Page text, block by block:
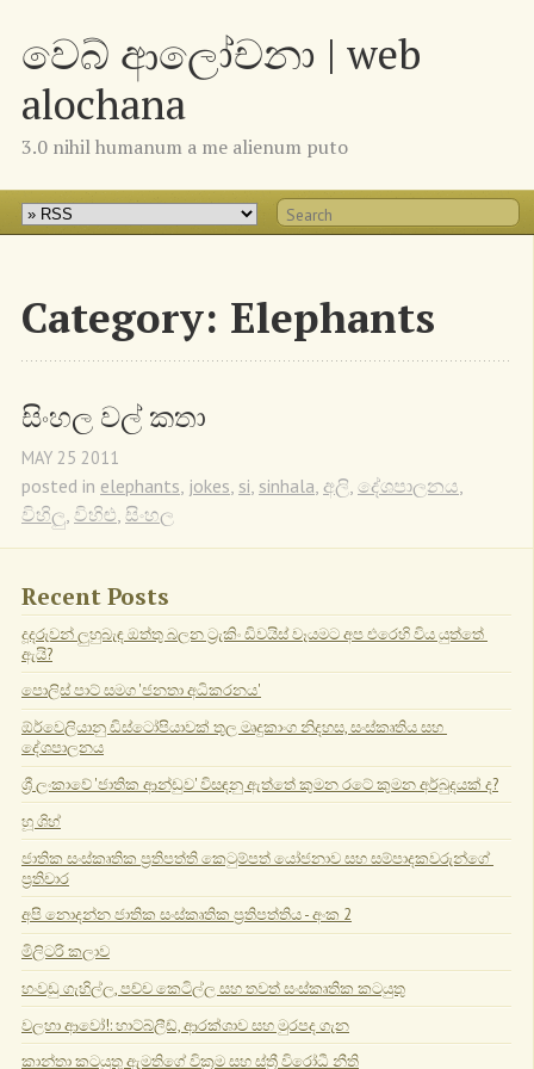
වෙබ් ආලෝචනා | web
alochana
3.0 nihil humanum a me alienum puto
Category: Elephants
සිංහල වල් කතා
MAY 25 2011
posted in elephants jokes si sinhala අලි දේශපාලනය
විහිලු විහිළු සිංහල
Recent Posts
දූදරුවන් ලුහුබැඳ ඔත්තු බලන ට්‍රැකිං ඩිවයිස් වෑයමට අප එරෙහි විය යුත්තේ
ඇයි?
පොලිස් පාට් සමග 'ජනතා අධිකරනය'
ඕර්වෙලියානු ඩිස්ටෝපියාවක් තුල මෘදුකාංග නිදහස, සංස්කෘතිය සහ
දේශපාලනය
ශ්‍රී ලංකාවේ 'ජාතික ආන්ඩුව' විසඳනු ඇත්තේ කුමන රටේ කුමන අර්බුදයක් ද?
හූ ශිහ්
ජාතික සංස්කෘතික ප්‍රතිපත්ති කෙටුම්පත් යෝජනාව සහ සම්පාදකවරුන්ගේ
ප්‍රතිචාර
අපි නොදන්න ජාතික සංස්කෘතික ප්‍රතිපත්තිය - අංක 2
මිලිටරි කලාව
හංවඩු ගැහිල්ල, පච්ච කෙටිල්ල සහ තවත් සංස්කෘතික කටයුතු
වලහා ආවෝ!: හාට්බ්ලීඩ්, ආරක්ශාව සහ මුරපද ගැන
කාන්තා කටයුතු ඇමතිගේ වික්‍රම සහ ස්ත්‍රී විරෝධී නීති